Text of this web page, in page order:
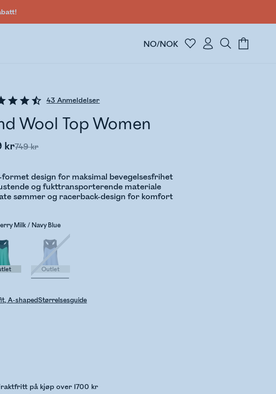
NO/NOK
43 Anmeldelser
Wool Top Women
kr749 kr
formet design for maksimal bevegelsesfrihet
og fukttransporterende materiale
sømmer og racerback-design for komfort
Milk / Navy Blue
Outlet
A-shapedStørrelsesguide
på kjøp over 1700 kr